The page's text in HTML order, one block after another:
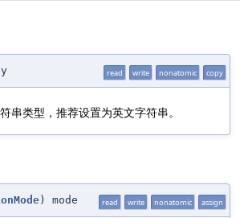
read write nonatomic copy
串类型，推荐设置为英文字符串。
) mode read write nonatomic assign